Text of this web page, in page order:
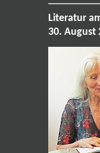
Literatur
30. August